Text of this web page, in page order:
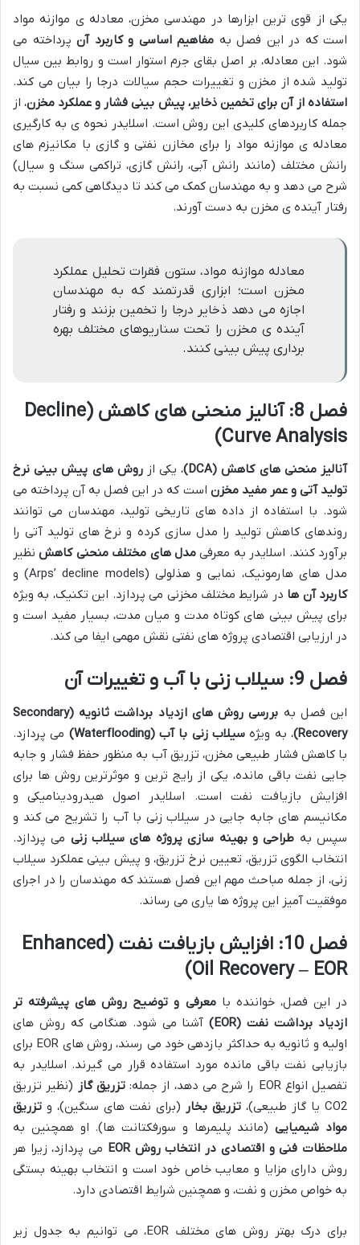
یکی از قوی ترین ابزارها در مهندسی مخزن، معادله ی موازنه مواد
است که در این فصل به مفاهیم اساسی و کاربرد آن پرداخته می
شود. این معادله، بر اصل بقای جرم استوار است و روابط بین سیال
تولید شده از مخزن و تغییرات حجم سیالات درجا را بیان می کند.
استفاده از آن برای تخمین ذخایر، پیش بینی فشار و عملکرد مخزن، از
جمله کاربردهای کلیدی این روش است. اسلایدر نحوه ی به کارگیری
معادله ی موازنه مواد را برای مخازن نفتی و گازی با مکانیزم های
رانش مختلف (مانند رانش آبی، رانش گازی، تراکمی سنگ و سیال)
شرح می دهد و به مهندسان کمک می کند تا دیدگاهی کمی نسبت به
رفتار آینده ی مخزن به دست آورند.
معادله موازنه مواد، ستون فقرات تحلیل عملکرد
مخزن است؛ ابزاری قدرتمند که به مهندسان
اجازه می دهد ذخایر درجا را تخمین بزنند و رفتار
آینده ی مخزن را تحت سناریوهای مختلف بهره
برداری پیش بینی کنند.
فصل 8: آنالیز منحنی های کاهش (Decline
Curve Analysis)
آنالیز منحنی های کاهش (DCA) ، یکی ازروش های پیش بینی نرخ
تولید آتی و عمر مفید مخزن است که در این فصل به آن پرداخته می
شود. با استفاده از داده های تاریخی تولید، مهندسان می توانند
روندهای کاهش تولید را مدل سازی کرده و نرخ های تولید آتی را
برآورد کنند. اسلایدر به معرفی مدل های مختلف منحنی کاهشنظیر
مدل های هارمونیک، نمایی و هذلولی (Arps’ decline models) و
کاربرد آن ها در شرایط مختلف مخزنی می پردازد. این تکنیک، به ویژه
برای پیش بینی های کوتاه مدت و میان مدت، بسیار مفید است و
در ارزیابی اقتصادی پروژه های نفتی نقش مهمی ایفا می کند.
فصل 9: سیلاب زنی با آب و تغییرات آن
این فصل به
بررسی روش های ازدیاد برداشت ثانویه (Secondary
Recovery) ، به ویژه سیلاب زنی با آب (Waterflooding)
می پردازد.
با کاهش فشار طبیعی مخزن، تزریق آب به منظور حفظ فشار و جابه
جایی نفت باقی مانده، یکی از رایج ترین و موثرترین روش ها برای
افزایش بازیافت نفت است. اسلایدر اصول هیدرودینامیکی و
مکانیسم های جابه جایی در سیلاب زنی با آب را تشریح می کند و
سپس به طراحی و بهینه سازی پروژه های سیلاب زنی می پردازد.
انتخاب الگوی تزریق، تعیین نرخ تزریق، و پیش بینی عملکرد سیلاب
زنی، از جمله مباحث مهم این فصل هستند که مهندسان را در اجرای
موفقیت آمیز این پروژه ها یاری می رساند.
فصل 10: افزایش بازیافت نفت (Enhanced
Oil Recovery – EOR)
در این فصل، خواننده بامعرفی و توضیح روش های پیشرفته تر
ازدیاد برداشت نفت (EOR)
آشنا می شود. هنگامی که روش های
اولیه و ثانویه به حداکثر بازدهی خود می رسند، روش های EOR برای
بازیابی نفت باقی مانده مورد استفاده قرار می گیرند. اسلایدر به
تفصیل انواع EOR را شرح می دهد، از جمله:
تزریق گاز (نظیر تزریق
CO2 یا گاز طبیعی)،
تزریق بخار (برای نفت های سنگین)، و تزریق
مواد شیمیایی(مانند پلیمرها و سورفکتانت ها). او همچنین به
ملاحظات فنی و اقتصادی در انتخاب روش EOR
می پردازد، زیرا هر
روش دارای مزایا و معایب خاص خود است و انتخاب بهینه بستگی
به خواص مخزن و نفت، و همچنین شرایط اقتصادی دارد.
برای درک بهتر روش های مختلف EOR، می توانیم به جدول زیر